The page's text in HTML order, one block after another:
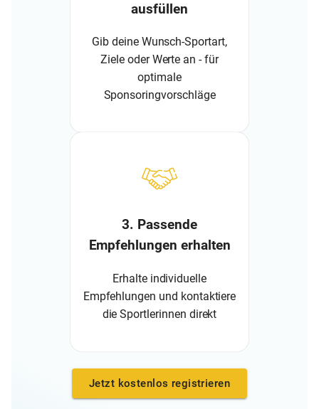
ausfüllen
Gib deine Wunsch-Sportart,
Ziele oder Werte an - für
optimale
Sponsoringvorschläge
3. Passende
Empfehlungen erhalten
Erhalte individuelle
Empfehlungen und kontaktiere
die Sportlerinnen direkt
Jetzt kostenlos registrieren